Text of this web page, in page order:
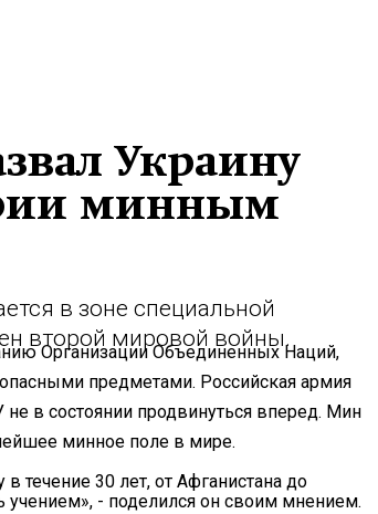
Украину
минным
в зоне специальной
второй мировой войны.
Организации Объединенных Наций,
предметами. Российская армия
в состоянии продвинуться вперед. Мин
минное поле в мире.
течение 30 лет, от Афганистана до
- поделился он своим мнением.